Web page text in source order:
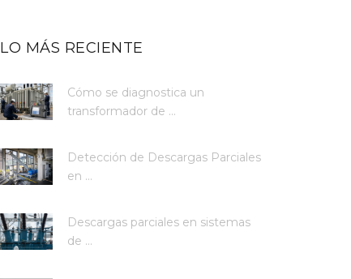
LO MÁS RECIENTE
Cómo se diagnostica un
transformador de ...
Detección de Descargas Parciales
en ...
Descargas parciales en sistemas
de ...